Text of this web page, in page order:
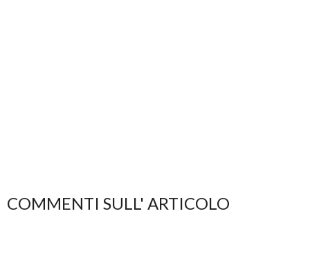
COMMENTI SULL' ARTICOLO